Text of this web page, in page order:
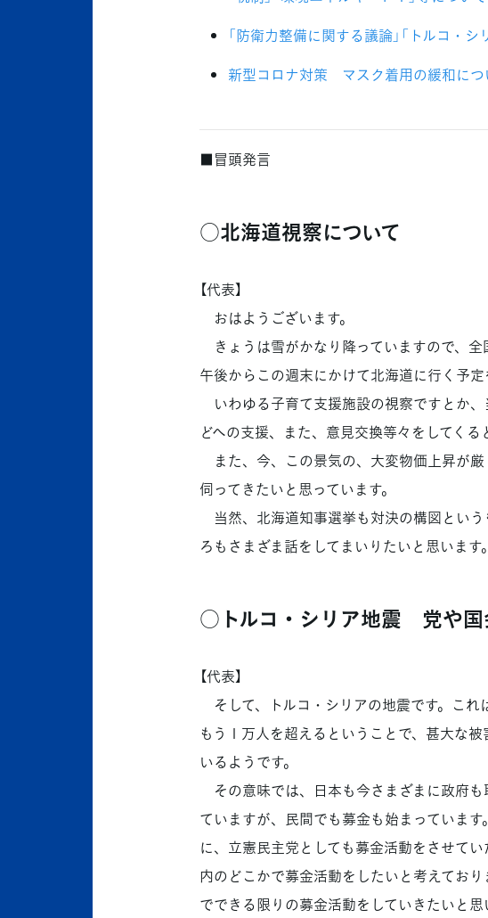
「防衛力整備に関する議論」「トルコ・シ
新型コロナ対策 マスク着用の緩和につい
■冒頭発言
○北海道視察について
【代表】
おはようございます。
きょうは雪がかなり降っていますので、
午後からこの週末にかけて北海道に行く予定
いわゆる子育て支援施設の視察ですとか
どへの支援、また、意見交換等々をしてくる
また、今、この景気の、大変物価上昇が
伺ってきたいと思っています。
当然、北海道知事選挙も対決の構図とい
ろもさまざま話をしてまいりたいと思います。
○トルコ・シリア地震 党や国
【代表】
そして、トルコ・シリアの地震です。これ
もう１万人を超えるということで、甚大な
いるようです。
その意味では、日本も今さまざまに政府
ていますが、民間でも募金も始まっていま
に、立憲民主党としても募金活動をさせて
内のどこかで募金活動をしたいと考えてお
でできる限りの募金活動をしていきたいと思